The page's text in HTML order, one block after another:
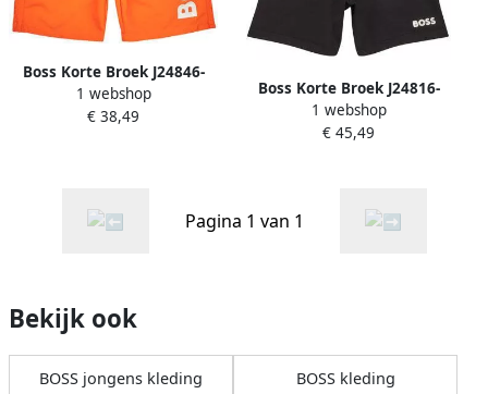
Boss Korte Broek J24846-
401-C
1 webshop
€ 38,49
Boss Korte Broek J24816-
09B-C
1 webshop
€ 45,49
Pagina 1 van 1
Bekijk ook
BOSS jongens kleding BOSS kleding